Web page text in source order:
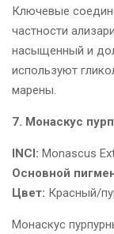
Ключевые
частности
насыщенный и
используют
марены.
7. Монаскус
INCI: Monascus
Основной
Цвет: Красный/
Монаскус